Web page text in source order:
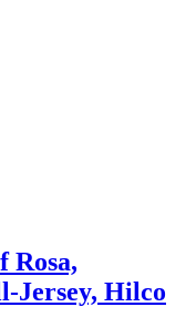
Rosa,
Jersey, Hilco